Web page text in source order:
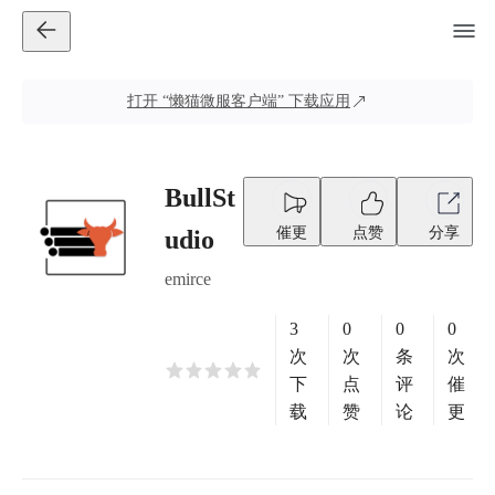
打开 “懒猫微服客户端” 下载应用
BullSt
udio
emirce
催更 点赞 分享
3
次
下
载
0
次
点
赞
0
条
评
论
0
次
催
更